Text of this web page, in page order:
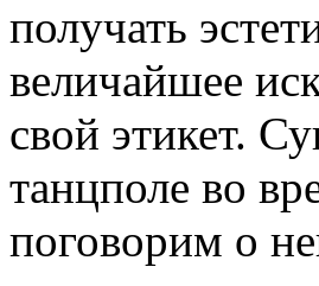
получать
величайшее
свой этикет.
танцполе во
поговорим о